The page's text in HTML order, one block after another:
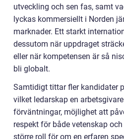
utveckling och sen fas, samt
lyckas kommersiellt i Norden
marknader. Ett starkt
dessutom när uppdraget
eller när kompetensen är så
bli globalt.
Samtidigt tittar fler kandidater
vilket ledarskap en
förväntningar, möjlighet att
respekt för både vetenskap
större roll för om en erfaren